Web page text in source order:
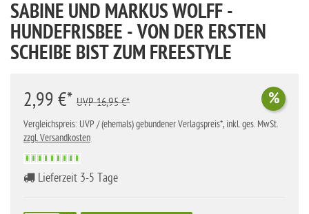
SABINE UND MARKUS WOLFF -
HUNDEFRISBEE - VON DER ERSTEN
SCHEIBE BIST ZUM FREESTYLE
2,99 €* %
UVP 16,95 €*
Vergleichspreis: UVP / (ehemals) gebundener Verlagspreis*, inkl. ges. MwSt.
zzgl. Versandkosten
Lieferzeit 3-5 Tage